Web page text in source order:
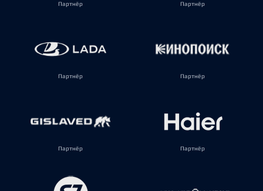
Партнёр Партнёр
Партнёр Партнёр
Партнёр Партнёр